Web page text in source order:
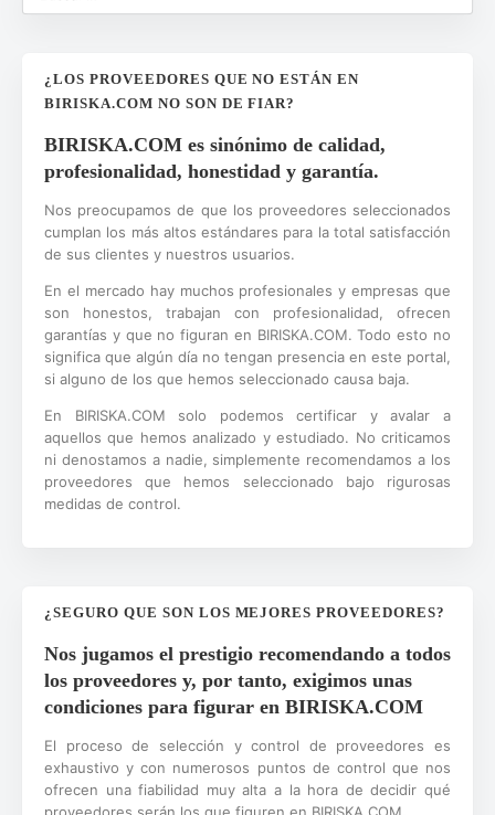
¿LOS PROVEEDORES QUE NO ESTÁN EN
BIRISKA.COM NO SON DE FIAR?
BIRISKA.COM es sinónimo de calidad,
profesionalidad, honestidad y garantía.
Nos preocupamos de que los proveedores seleccionados
cumplan los más altos estándares para la total satisfacción
de sus clientes y nuestros usuarios.
En el mercado hay muchos profesionales y empresas que
son honestos, trabajan con profesionalidad, ofrecen
garantías y que no figuran en BIRISKA.COM. Todo esto no
significa que algún día no tengan presencia en este portal,
si alguno de los que hemos seleccionado causa baja.
En BIRISKA.COM solo podemos certificar y avalar a
aquellos que hemos analizado y estudiado. No criticamos
ni denostamos a nadie, simplemente recomendamos a los
proveedores que hemos seleccionado bajo rigurosas
medidas de control.
¿SEGURO QUE SON LOS MEJORES PROVEEDORES?
Nos jugamos el prestigio recomendando a todos
los proveedores y, por tanto, exigimos unas
condiciones para figurar en BIRISKA.COM
El proceso de selección y control de proveedores es
exhaustivo y con numerosos puntos de control que nos
ofrecen una fiabilidad muy alta a la hora de decidir qué